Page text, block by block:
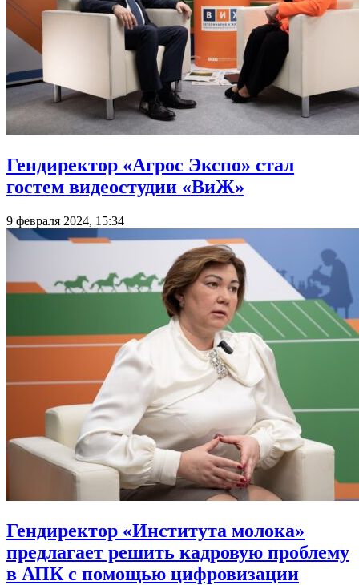
Гендиректор «Агрос Экспо» стал
гостем видеостудии «ВиЖ»
9 февраля 2024, 15:34
Гендиректор «Института молока»
предлагает решить кадровую проблему
в АПК с помощью цифровизации